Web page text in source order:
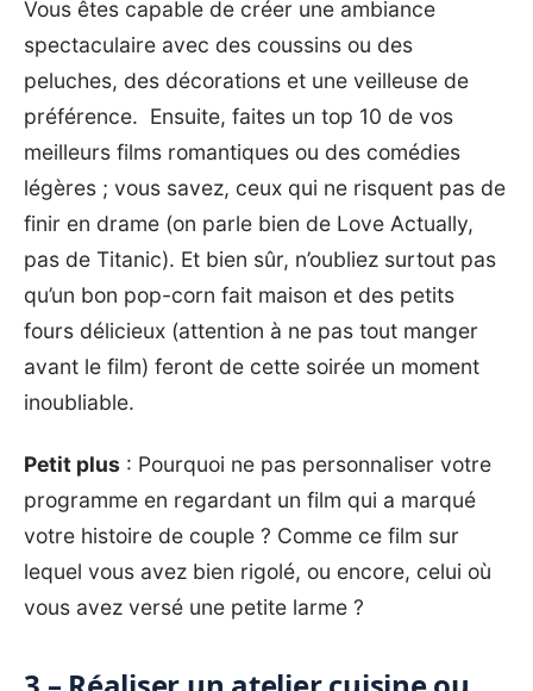
Vous êtes capable de créer une ambiance
spectaculaire avec des coussins ou des
peluches, des décorations et une veilleuse de
préférence. Ensuite, faites un top 10 de vos
meilleurs films romantiques ou des comédies
légères ; vous savez, ceux qui ne risquent pas de
finir en drame (on parle bien de Love Actually,
pas de Titanic). Et bien sûr, n’oubliez surtout pas
qu’un bon pop-corn fait maison et des petits
fours délicieux (attention à ne pas tout manger
avant le film) feront de cette soirée un moment
inoubliable.
Petit plus : Pourquoi ne pas personnaliser votre
programme en regardant un film qui a marqué
votre histoire de couple ? Comme ce film sur
lequel vous avez bien rigolé, ou encore, celui où
vous avez versé une petite larme ?